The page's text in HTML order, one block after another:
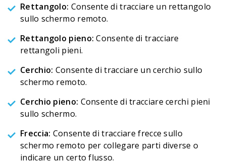
Rettangolo: Consente di tracciare un rettangolo
sullo schermo remoto.
Rettangolo pieno: Consente di tracciare
rettangoli pieni.
Cerchio: Consente di tracciare un cerchio sullo
schermo remoto.
Cerchio pieno: Consente di tracciare cerchi pieni
sullo schermo.
Freccia: Consente di tracciare frecce sullo
schermo remoto per collegare parti diverse o
indicare un certo flusso.